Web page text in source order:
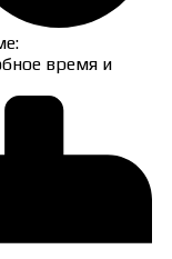
время и